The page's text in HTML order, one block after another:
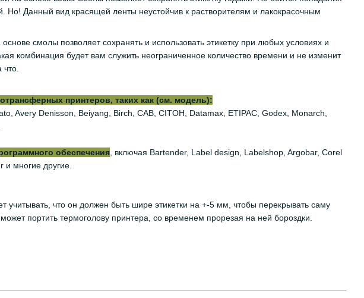
Но! Данный вид красящей ленты неустойчив к растворителям и лакокрасочным
смолы позволяет сохранять и использовать этикетку при любых условиях и
комбинация будет вам служить неограниченное количество времени и не изменит
принтеров, таких как (см. модель):
Avery Denisson, Beiyang, Birch, CAB, CITOH, Datamax, ETIPAC, Godex, Monarch,
обеспечения , включая Bartender, Label design, Labelshop, Argobar, Corel
и многие другие.
учитывать, что он должен быть шире этикетки на +-5 мм, чтобы перекрывать саму
портить термоголову принтера, со временем прорезая на ней бороздки.